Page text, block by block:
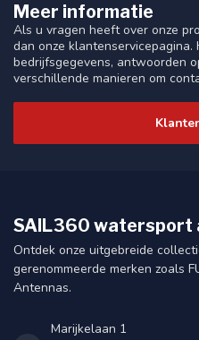
Meer informatie
Als u vragen heeft over onze
dan onze klantenservicepagina.
bedrijfsgegevens, antwoorden
verschillende manieren om
SAIL360 watersport
Ontdek onze uitgebreide
gerenommeerde merken zoals
Antennas.
Marijkelaan 1